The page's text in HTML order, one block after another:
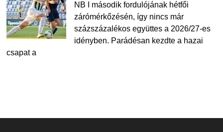
NB I második fordulójának hétfői
zárómérkőzésén, így nincs már
százszázalékos együttes a 2026/27-es
idényben. Parádésan kezdte a hazai
csapat a